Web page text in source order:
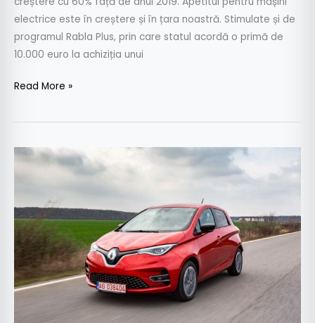
electrice este în creștere și în țara noastră. Stimulate și de
programul Rabla Plus, prin care statul acordă o primă de
10.000 euro la achiziția unui
Read More »
Înmatriculările
de
electrice
sunt
în
creștere
în
România